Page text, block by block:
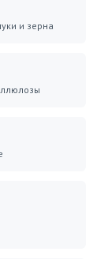
и зерна